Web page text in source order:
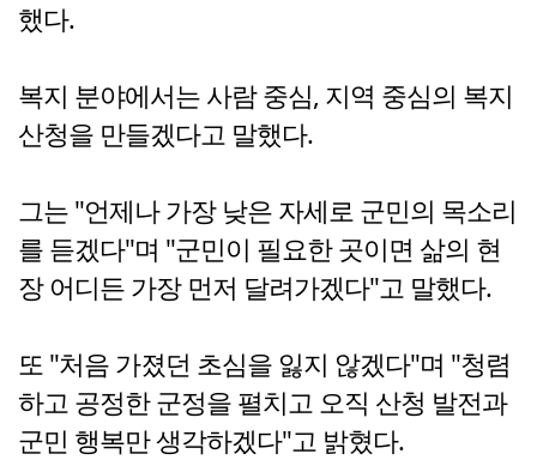
했다.
복지 분야에서는 사람 중심, 지역 중심의 복지
산청을 만들겠다고 말했다.
그는 "언제나 가장 낮은 자세로 군민의 목소리
를 듣겠다"며 "군민이 필요한 곳이면 삶의 현
장 어디든 가장 먼저 달려가겠다"고 말했다.
또 "처음 가졌던 초심을 잃지 않겠다"며 "청렴
하고 공정한 군정을 펼치고 오직 산청 발전과
군민 행복만 생각하겠다"고 밝혔다.